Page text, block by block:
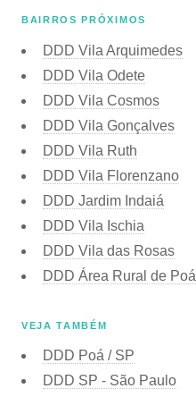
BAIRROS PRÓXIMOS
DDD Vila Arquimedes
DDD Vila Odete
DDD Vila Cosmos
DDD Vila Gonçalves
DDD Vila Ruth
DDD Vila Florenzano
DDD Jardim Indaiá
DDD Vila Ischia
DDD Vila das Rosas
DDD Área Rural de Poá
VEJA TAMBÉM
DDD Poá / SP
DDD SP - São Paulo